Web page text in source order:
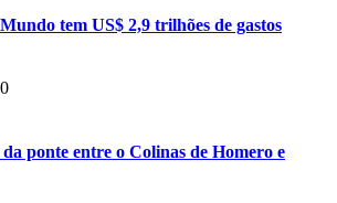
tem US$ 2,9 trilhões de gastos
ponte entre o Colinas de Homero e